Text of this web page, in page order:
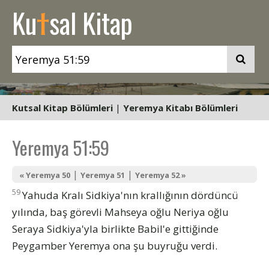
Kutsal Kitap
Kutsal Kitap Bölümleri | Yeremya Kitabı Bölümleri
Yeremya 51:59
« Yeremya 50 | Yeremya 51 | Yeremya 52 »
59Yahuda Kralı Sidkiya'nın krallığının dördüncü
yılında, baş görevli Mahseya oğlu Neriya oğlu
Seraya Sidkiya'yla birlikte Babil'e gittiğinde
Peygamber Yeremya ona şu buyruğu verdi.